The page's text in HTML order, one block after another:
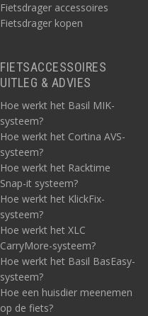
Fietsdrager accessoires
Fietsdrager kopen
FIETSACCESSOIRES
UITLEG & ADVIES
Hoe werkt het Basil MIK-
systeem?
Hoe werkt het Cortina AVS-
systeem?
Hoe werkt het Racktime
Snap-it systeem?
Hoe werkt het KlickFix-
systeem?
Hoe werkt het XLC
CarryMore-systeem?
Hoe werkt het Basil BasEasy-
systeem?
Hoe een huisdier meenemen
op de fiets?